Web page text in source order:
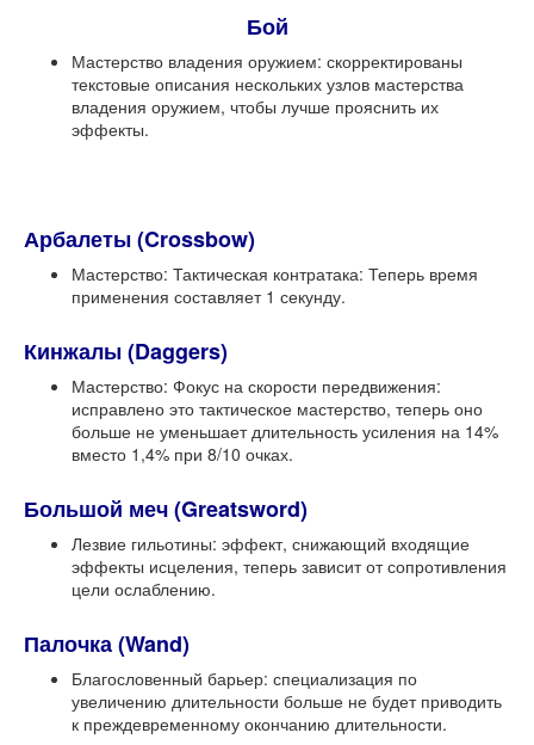
Бой
Мастерство владения оружием: скорректированы
текстовые описания нескольких узлов мастерства
владения оружием, чтобы лучше прояснить их
эффекты.
Арбалеты (Crossbow)
Мастерство: Тактическая контратака: Теперь время
применения составляет 1 секунду.
Кинжалы (Daggers)
Мастерство: Фокус на скорости передвижения:
исправлено это тактическое мастерство, теперь оно
больше не уменьшает длительность усиления на 14%
вместо 1,4% при 8/10 очках.
Большой меч (Greatsword)
Лезвие гильотины: эффект, снижающий входящие
эффекты исцеления, теперь зависит от сопротивления
цели ослаблению.
Палочка (Wand)
Благословенный барьер: специализация по
увеличению длительности больше не будет приводить
к преждевременному окончанию длительности.